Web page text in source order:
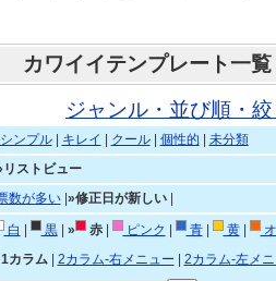
カワイイテンプレート一覧
ジャンル・並び順・
シンプル| キレイ クール| 個性的
未分類
リストビュー
数が多い| »修正日が新しい|
白 黒| » 赤| ピンク 青| 黄|
カラム| 2カラム-右メニュー
2カラム-左メ